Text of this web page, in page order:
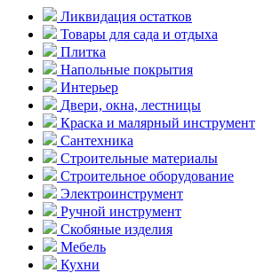
Ликвидация остатков
Товары для сада и отдыха
Плитка
Напольные покрытия
Интерьер
Двери, окна, лестницы
Краска и малярный инструмент
Сантехника
Строительные материалы
Строительное оборудование
Электроинструмент
Ручной инструмент
Скобяные изделия
Мебель
Кухни